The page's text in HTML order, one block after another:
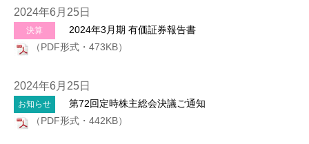
2024年6月25日
決算
2024年3月期 有価証券報告書
（PDF形式・473KB）
2024年6月25日
お知らせ
第72回定時株主総会決議ご通知
（PDF形式・442KB）